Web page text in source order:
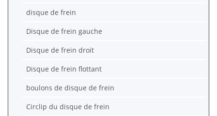
disque de frein
Disque de frein gauche
Disque de frein droit
Disque de frein flottant
boulons de disque de frein
Circlip du disque de frein